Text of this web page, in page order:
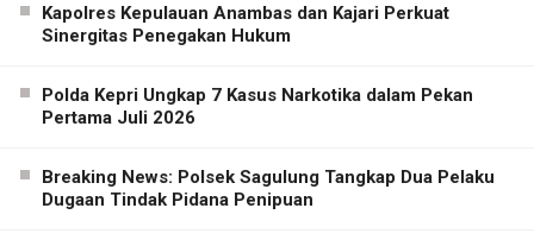
Kapolres Kepulauan Anambas dan Kajari Perkuat
Sinergitas Penegakan Hukum
Polda Kepri Ungkap 7 Kasus Narkotika dalam Pekan
Pertama Juli 2026
Breaking News: Polsek Sagulung Tangkap Dua Pelaku
Dugaan Tindak Pidana Penipuan